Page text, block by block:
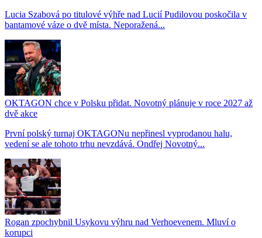
Lucia Szabová po titulové výhře nad Lucií Pudilovou poskočila v
bantamové váze o dvě místa. Neporažená...
OKTAGON chce v Polsku přidat. Novotný plánuje v roce 2027 až
dvě akce
První polský turnaj OKTAGONu nepřinesl vyprodanou halu,
vedení se ale tohoto trhu nevzdává. Ondřej Novotný...
Rogan zpochybnil Usykovu výhru nad Verhoevenem. Mluví o
korupci